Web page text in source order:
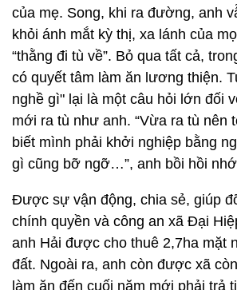
của mẹ. Song, khi ra đường, anh
khỏi ánh mắt kỳ thị, xa lánh của
“thằng đi tù về”. Bỏ qua tất cả,
có quyết tâm làm ăn lương thiện.
nghề gì" lại là một câu hỏi lớn đối
mới ra tù như anh. “Vừa ra tù nên
biết mình phải khởi nghiệp bằng
gì cũng bỡ ngỡ…”, anh bồi hồi
Được sự vận động, chia sẻ, giúp
chính quyền và công an xã Đại
anh Hải được cho thuê 2,7ha mặt
đất. Ngoài ra, anh còn được xã
làm ăn đến cuối năm mới phải trả